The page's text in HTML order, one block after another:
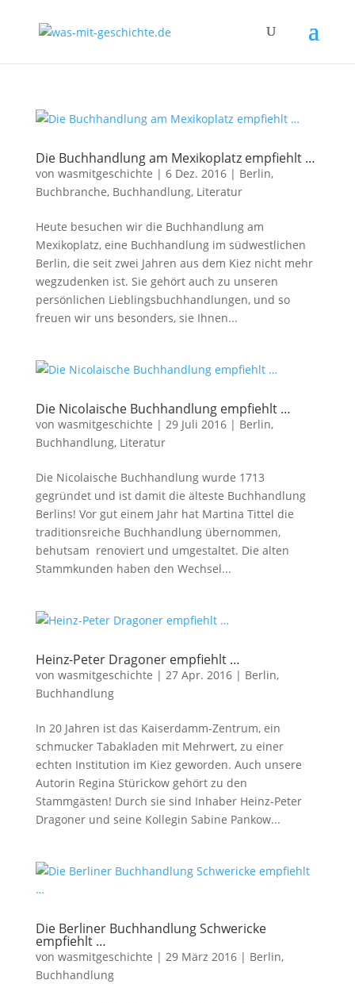
Die Buchhandlung am Mexikoplatz empfiehlt …
von wasmitgeschichte | 6 Dez. 2016| Berlin,
Buchbranche, Buchhandlung, Literatur
Heute besuchen wir die Buchhandlung am
Mexikoplatz, eine Buchhandlung im südwestlichen
Berlin, die seit zwei Jahren aus dem Kiez nicht mehr
wegzudenken ist. Sie gehört auch zu unseren
persönlichen Lieblingsbuchhandlungen, und so
freuen wir uns besonders, sie Ihnen...
Die Nicolaische Buchhandlung empfiehlt …
von wasmitgeschichte | 29 Juli 2016| Berlin,
Buchhandlung, Literatur
Die Nicolaische Buchhandlung wurde 1713
gegründet und ist damit die älteste Buchhandlung
Berlins! Vor gut einem Jahr hat Martina Tittel die
traditionsreiche Buchhandlung übernommen,
behutsam renoviert und umgestaltet. Die alten
Stammkunden haben den Wechsel...
Heinz-Peter Dragoner empfiehlt …
von wasmitgeschichte | 27 Apr. 2016| Berlin,
Buchhandlung
In 20 Jahren ist das Kaiserdamm-Zentrum, ein
schmucker Tabakladen mit Mehrwert, zu einer
echten Institution im Kiez geworden. Auch unsere
Autorin Regina Stürickow gehört zu den
Stammgästen! Durch sie sind Inhaber Heinz-Peter
Dragoner und seine Kollegin Sabine Pankow...
Die Berliner Buchhandlung Schwericke
empfiehlt …
von wasmitgeschichte | 29 März 2016| Berlin,
Buchhandlung